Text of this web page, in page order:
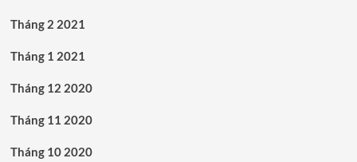
Tháng 2 2021
Tháng 1 2021
Tháng 12 2020
Tháng 11 2020
Tháng 10 2020